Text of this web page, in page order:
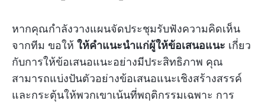
หากคุณกำลังวางแผนจัดประชุมรับฟังความคิดเห็น
จากทีม ขอให้ ให้คำแนะนำแก่ผู้ให้ข้อเสนอแนะ เกี่ยว
กับการให้ข้อเสนอแนะอย่างมีประสิทธิภาพ คุณ
สามารถแบ่งปันตัวอย่างข้อเสนอแนะเชิงสร้างสรรค์
และกระตุ้นให้พวกเขาเน้นที่พฤติกรรมเฉพาะ การ